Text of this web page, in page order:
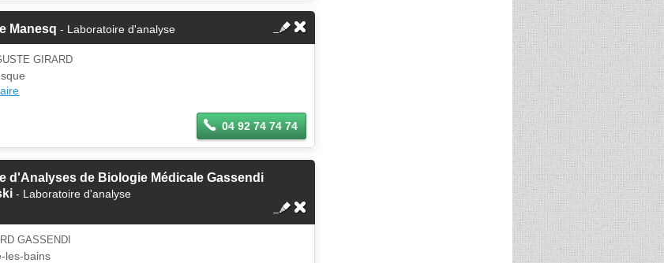
Manesq - Laboratoire d'analyse
GIRARD
04 92 74 74 74
d'Analyses de Biologie Médicale Gassendi
- Laboratoire d'analyse
GASSENDI
les-bains